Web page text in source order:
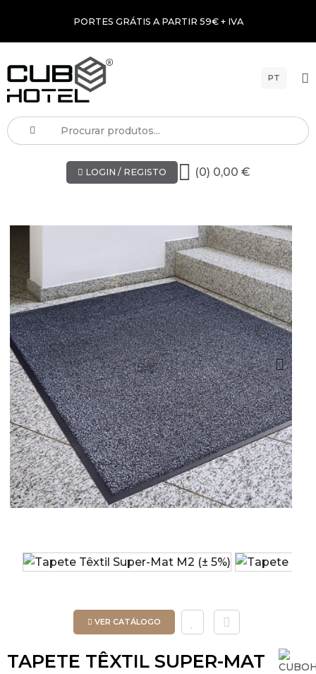
PORTES GRÁTIS A PARTIR 59€ + IVA
PT
LOGIN / REGISTO (0) 0,00 €
Next
VER CATÁLOGO
TAPETE TÊXTIL SUPER-MAT